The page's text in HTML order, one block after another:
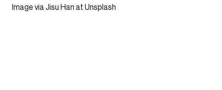
Image via Jisu Han at Unsplash